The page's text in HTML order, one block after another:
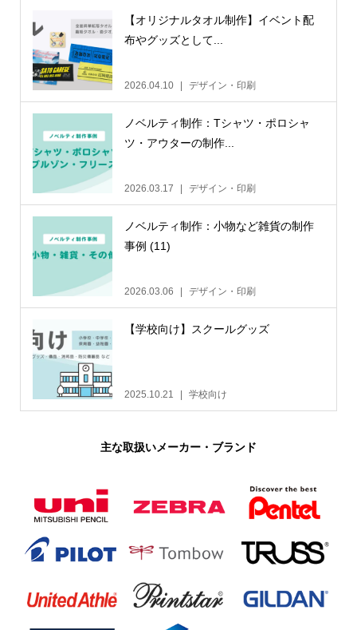
【オリジナルタオル制作】イベント配
布やグッズとして...
2026.04.10 デザイン・印刷
ノベルティ制作：Tシャツ・ポロシャ
ツ・アウターの制作...
2026.03.17 デザイン・印刷
ノベルティ制作：小物など雑貨の制作
事例 (11)
2026.03.06 デザイン・印刷
【学校向け】スクールグッズ
2025.10.21 学校向け
主な取扱いメーカー・ブランド